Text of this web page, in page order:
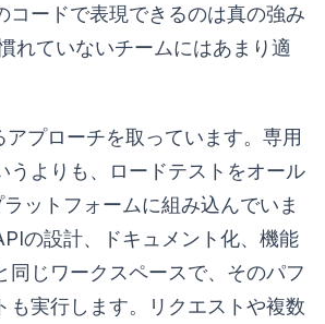
コードで表現できるのは真の強み
れていないチームにはあまり適
アプローチを取っています。専用
うよりも、ロードテストをオール
ットフォームに組み込んでいま
の設計、ドキュメント化、機能
同じワークスペースで、そのパフ
も実行します。リクエストや複数